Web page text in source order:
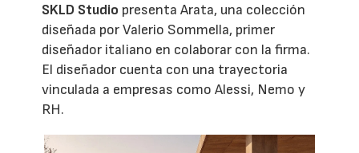
SKLD Studio presenta Arata, una colección
diseñada por Valerio Sommella, primer
diseñador italiano en colaborar con la firma.
El diseñador cuenta con una trayectoria
vinculada a empresas como Alessi, Nemo y
RH.